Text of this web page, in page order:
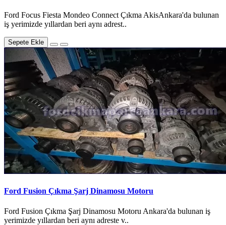
Ford Focus Fiesta Mondeo Connect Çıkma AkisAnkara'da bulunan
iş yerimizde yıllardan beri aynı adrest..
Sepete Ekle
Ford Fusion Çıkma Şarj Dinamosu Motoru
Ford Fusion Çıkma Şarj Dinamosu Motoru Ankara'da bulunan iş
yerimizde yıllardan beri aynı adreste v..